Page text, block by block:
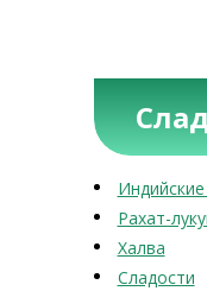
Рахат-
Халва
Сладости